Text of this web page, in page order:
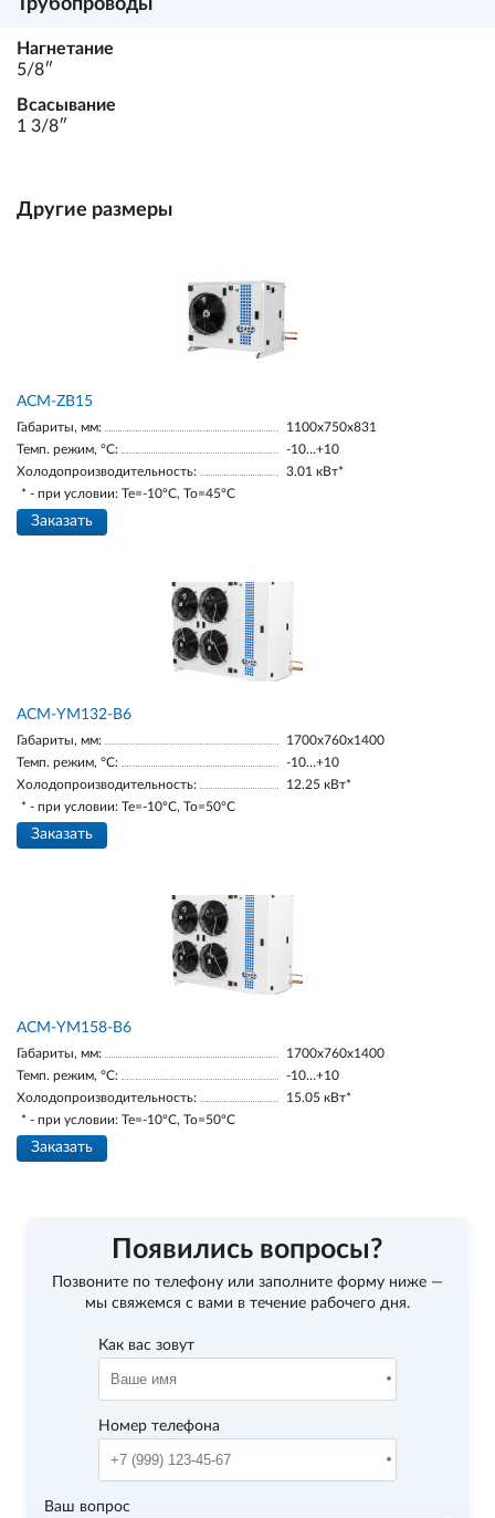
Трубопроводы
Нагнетание
5/8ʺ
Всасывание
1 3/8ʺ
Другие размеры
ACM-ZB15
Габариты, мм:
1100х750х831
Темп. режим, °С:
-10…+10
Холодопроизводительность:
3.01 кВт*
* - при условии: Te=-10ºC, To=45ºC
Заказать
АСМ-YM132-В6
Габариты, мм:
1700х760х1400
Темп. режим, °С:
-10…+10
Холодопроизводительность:
12.25 кВт*
* - при условии: Te=-10ºC, To=50ºC
Заказать
АСМ-YM158-В6
Габариты, мм:
1700х760х1400
Темп. режим, °С:
-10…+10
Холодопроизводительность:
15.05 кВт*
* - при условии: Te=-10ºC, To=50ºC
Заказать
Появились вопросы?
Позвоните по телефону или заполните форму ниже —
мы свяжемся с вами в течение рабочего дня.
Как вас зовут
Номер телефона
Ваш вопрос